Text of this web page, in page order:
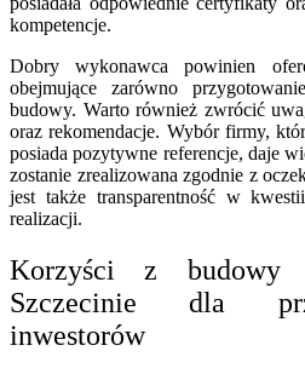
kompetencje.
Dobry wykonawca powinien
obejmujące zarówno
budowy. Warto również zwrócić
oraz rekomendacje. Wybór firmy,
posiada pozytywne referencje, daje
zostanie zrealizowana zgodnie z
jest także transparentność w
realizacji.
Korzyści z
Szczecinie dla
inwestorów